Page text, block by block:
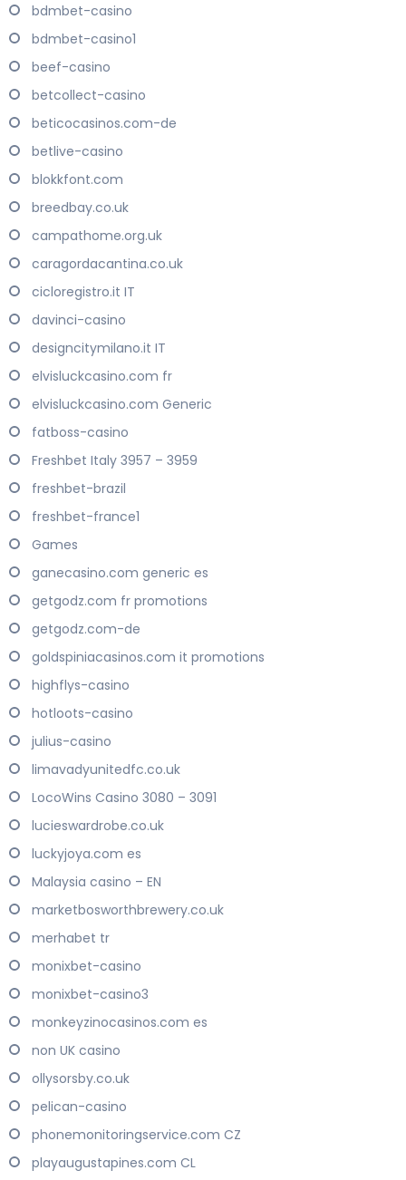
bdmbet-casino
bdmbet-casino1
beef-casino
betcollect-casino
beticocasinos.com-de
betlive-casino
blokkfont.com
breedbay.co.uk
campathome.org.uk
caragordacantina.co.uk
cicloregistro.it IT
davinci-casino
designcitymilano.it IT
elvisluckcasino.com fr
elvisluckcasino.com Generic
fatboss-casino
Freshbet Italy 3957 – 3959
freshbet-brazil
freshbet-france1
Games
ganecasino.com generic es
getgodz.com fr promotions
getgodz.com-de
goldspiniacasinos.com it promotions
highflys-casino
hotloots-casino
julius-casino
limavadyunitedfc.co.uk
LocoWins Casino 3080 – 3091
lucieswardrobe.co.uk
luckyjoya.com es
Malaysia casino – EN
marketbosworthbrewery.co.uk
merhabet tr
monixbet-casino
monixbet-casino3
monkeyzinocasinos.com es
non UK casino
ollysorsby.co.uk
pelican-casino
phonemonitoringservice.com CZ
playaugustapines.com CL